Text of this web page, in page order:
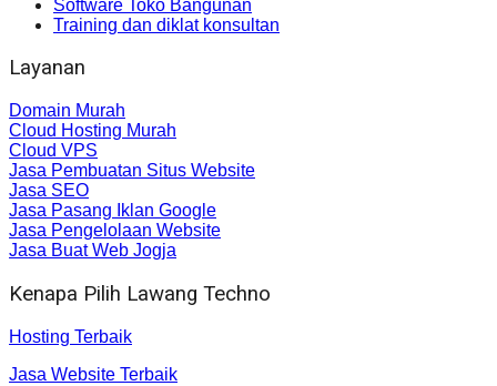
Software Toko Bangunan
Training dan diklat konsultan
Layanan
Domain Murah
Cloud Hosting Murah
Cloud VPS
Jasa Pembuatan Situs Website
Jasa SEO
Jasa Pasang Iklan Google
Jasa Pengelolaan Website
Jasa Buat Web Jogja
Kenapa Pilih Lawang Techno
Hosting Terbaik
Jasa Website Terbaik